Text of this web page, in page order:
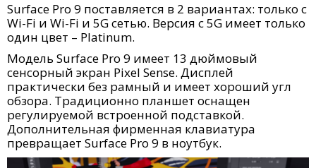
Surface Pro 9 поставляется в 2 вариантах: только с
Wi-Fi и Wi-Fi и 5G сетью. Версия с 5G имеет только
один цвет – Platinum.
Модель Surface Pro 9 имеет 13 дюймовый
сенсорный экран Pixel Sense. Дисплей
практически без рамный и имеет хороший угл
обзора. Традиционно планшет оснащен
регулируемой встроенной подставкой.
Дополнительная фирменная клавиатура
превращает Surface Pro 9 в ноутбук.